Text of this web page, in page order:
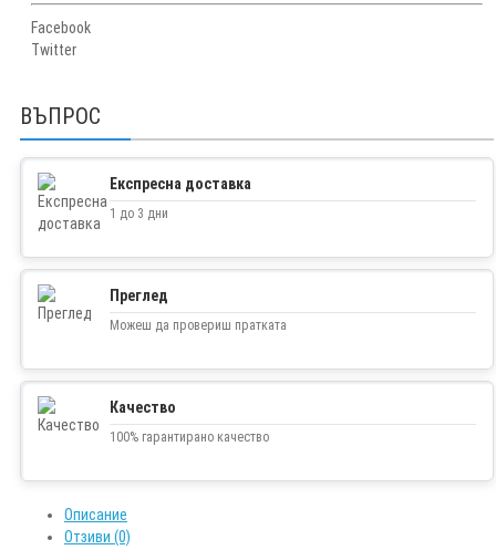
Facebook
Twitter
ВЪПРОС
Експресна доставка
1 до 3 дни
Преглед
Можеш да провериш пратката
Качество
100% гарантирано качество
Описание
Отзиви (0)